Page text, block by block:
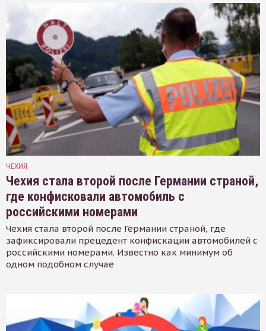
ЧЕХИЯ
Чехия стала второй после Германии страной,
где конфисковали автомобиль с
российскими номерами
Чехия стала второй после Германии страной, где
зафиксировали прецедент конфискации автомобилей с
российскими номерами. Известно как минимум об
одном подобном случае